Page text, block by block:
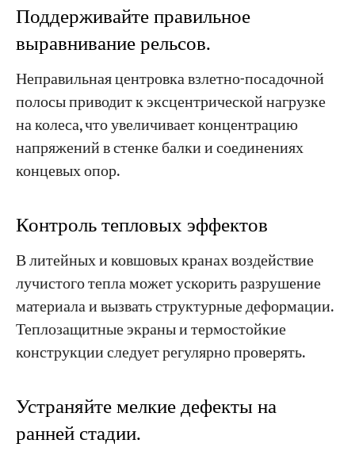
Поддерживайте правильное
выравнивание рельсов.
Неправильная центровка взлетно-посадочной
полосы приводит к эксцентрической нагрузке
на колеса, что увеличивает концентрацию
напряжений в стенке балки и соединениях
концевых опор.
Контроль тепловых эффектов
В литейных и ковшовых кранах воздействие
лучистого тепла может ускорить разрушение
материала и вызвать структурные деформации.
Теплозащитные экраны и термостойкие
конструкции следует регулярно проверять.
Устраняйте мелкие дефекты на
ранней стадии.